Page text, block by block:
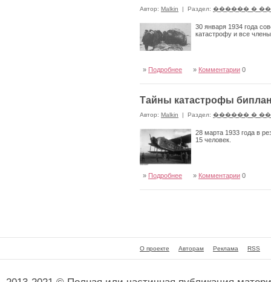
Автор: Malkin | Раздел: ������ �
30 января 1934 года
катастрофу и все
» Подробнее » Комментарии 0
Тайны катастрофы
Автор: Malkin | Раздел: ������ �
28 марта 1933 года в
15 человек.
» Подробнее » Комментарии 0
О проекте Авторам Реклама RSS